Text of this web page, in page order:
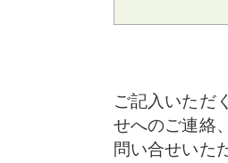
ご記入いただ
せへのご連絡
問い合せいた